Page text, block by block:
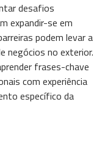
desafios
expandir-se em
podem levar a
negócios no exterior.
frases-chave
com experiência
específico da